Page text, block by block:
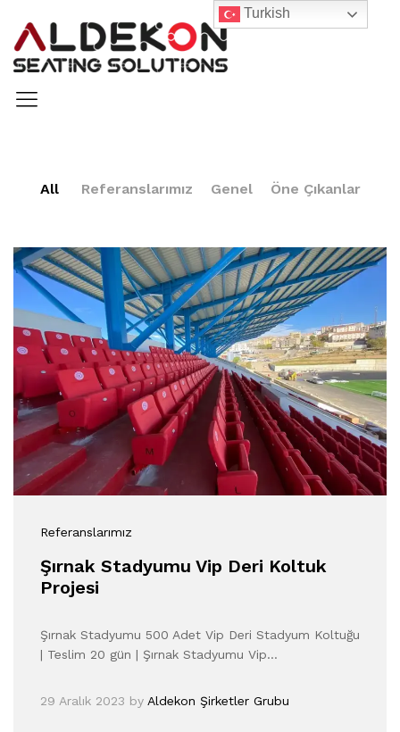
All Referanslarımız Genel Öne Çıkanlar
Referanslarımız
Şırnak Stadyumu Vip Deri Koltuk
Projesi
Şırnak Stadyumu 500 Adet Vip Deri Stadyum Koltuğu
| Teslim 20 gün | Şırnak Stadyumu Vip…
29 Aralık 2023 by Aldekon Şirketler Grubu
Turkish